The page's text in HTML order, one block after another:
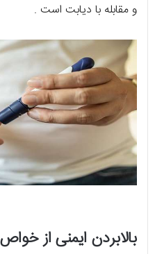
و مقابله با دیابت است .
بالابردن ایمنی از